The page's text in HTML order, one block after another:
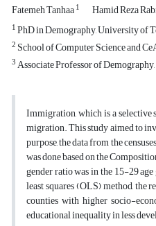
Fatemeh Tanhaa1 Hamid Reza
1PhD in Demography, University of
2 School of Computer Science and
3Associate Professor of
Immigration, which is a selective
migration. This study aimed to
purpose, the data from the
was done based on the
gender ratio was in the 15-29
least squares (OLS) method, the
counties with higher socio-
educational inequality in less